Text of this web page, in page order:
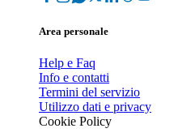
Area personale
Help e Faq
Info e contatti
Termini del servizio
Utilizzo dati e privacy
Cookie Policy